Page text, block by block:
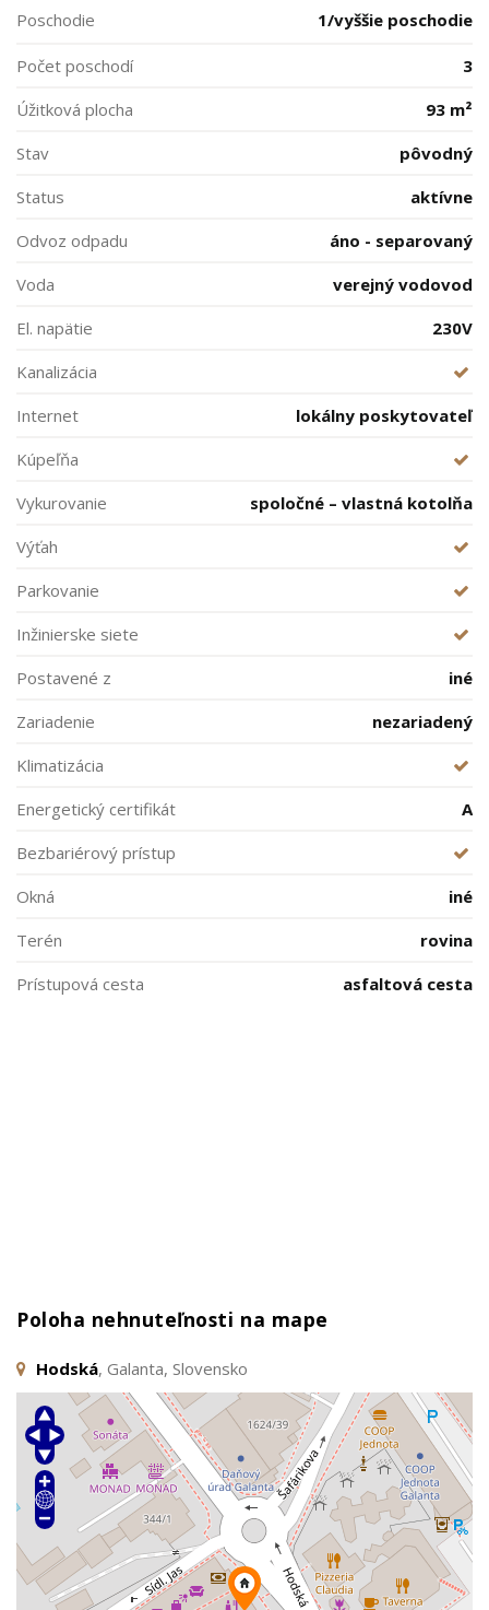
Poschodie 1/vyššie poschodie
Počet poschodí
3
Úžitková plocha
93 m²
Stav
pôvodný
Status
aktívne
Odvoz odpadu
áno - separovaný
Voda
verejný vodovod
El. napätie
230V
Kanalizácia
Internet
lokálny poskytovateľ
Kúpeľňa
Vykurovanie
spoločné – vlastná kotolňa
Výťah
Parkovanie
Inžinierske siete
Postavené z
iné
Zariadenie
nezariadený
Klimatizácia
Energetický certifikát
A
Bezbariérový prístup
Okná
iné
Terén
rovina
Prístupová cesta
asfaltová cesta
Poloha nehnuteľnosti na mape
Hodská, Galanta, Slovensko